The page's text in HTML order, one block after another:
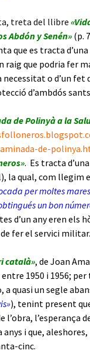
treta del llibre
Abdón y Senén» (p.
que es tracta
raig que podria fer
necessitat o d’un fet
d’ambdós
de Polinyà a la
de-
. Es tracta
la qual, com llegim
per moltes
un bon
d’un any eren els
fer el servici militar.
català», de Joan
1950 i 1956;
a quasi un segle
), tenint present
l’esperança
i que,
cinc.